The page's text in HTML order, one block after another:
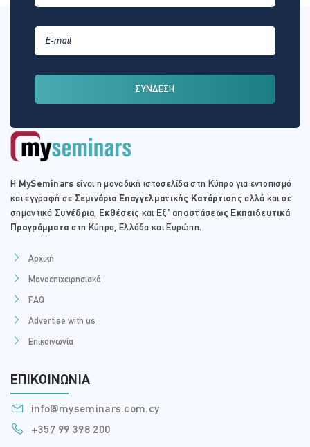
ΣΥΝΔΕΣΗ
Η MySeminars είναι η μοναδική ιστοσελίδα στη Κύπρο για εντοπισμό
και εγγραφή σε Σεμινάρια Επαγγελματικής Κατάρτισης αλλά και σε
σημαντικά Συνέδρια, Εκθέσεις και Εξ' αποστάσεως Εκπαιδευτικά
Προγράμματα στη Κύπρο, Ελλάδα και Ευρώπη.
Αρχική
Μονοεπιχειρησιακά
FAQ
Advertise with us
Επικοινωνία
ΕΠΙΚΟΙΝΩΝΊΑ
info@myseminars.com.cy
+357 99 398 200